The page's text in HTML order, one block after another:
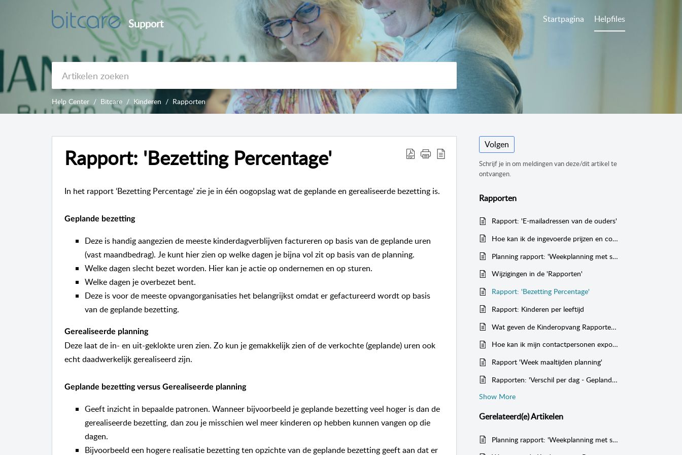
Support Startpagina Helpfiles
Help Center Bitcare Kinderen Rapporten
Rapport: 'Bezetting Percentage'
In het rapport ‘Bezetting Percentage’ zie je in één oogopslag wat de geplande en gerealiseerde bezetting is.
Geplande bezetting
Deze is handig aangezien de meeste kinderdagverblijven factureren op basis van de geplande uren
(vast maandbedrag). Je kunt hier zien op welke dagen je bijna vol zit op basis van de planning.
Welke dagen slecht bezet worden. Hier kan je actie op ondernemen en op sturen.
Welke dagen je overbezet bent.
Deze is voor de meeste opvangorganisaties het belangrijkst omdat er gefactureerd wordt op basis
van de geplande bezetting.
Gerealiseerde planning
Deze laat de in- en uit-geklokte uren zien. Zo kun je gemakkelijk zien of de verkochte (geplande) uren ook
echt daadwerkelijk gerealiseerd zijn.
Geplande bezetting versus Gerealiseerde planning
Geeft inzicht in bepaalde patronen. Wanneer bijvoorbeeld je geplande bezetting veel hoger is dan de
gerealiseerde bezetting, dan zou je misschien wel meer kinderen op hebben kunnen vangen op die
dagen.
Bijvoorbeeld een hogere realisatie bezetting ten opzichte van de geplande bezetting geeft aan dat er
Volgen
Schrijf je in om meldingen van deze/dit artikel te
ontvangen.
Rapporten
Rapport: 'E-mailadressen van de ouders'
Hoe kan ik de ingevoerde prijzen en contract pakketten controleren voor de kinderen?
Planning rapport: 'Weekplanning met start- en eindtijden' (ook voor de GGD)
Wijzigingen in de 'Rapporten'
Rapport: 'Bezetting Percentage'
Rapport: Kinderen per leeftijd
Wat geven de Kinderopvang Rapporten weer?
Hoe kan ik mijn contactpersonen exporteren?
Rapport 'Week maaltijden planning'
Rapporten: 'Verschil per dag - Geplande uren tegen realisatie' en 'Verschil per maand - Geplande uren tegen realisatie'
Show More
Gerelateerd(e)Artikelen
Planning rapport: 'Weekplanning met start- en eindtijden' (ook voor de GGD)